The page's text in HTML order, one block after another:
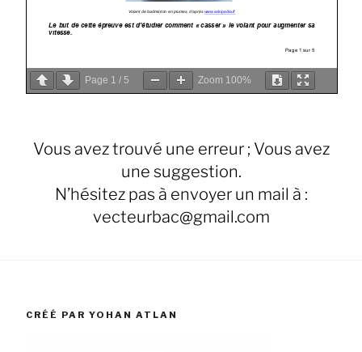
Page 1 / 5 Zoom 100%
Vous avez trouvé une erreur ; Vous avez
une suggestion.
N’hésitez pas à envoyer un mail à :
vecteurbac@gmail.com
CRÉÉ PAR YOHAN ATLAN